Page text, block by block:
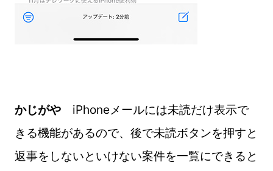
かじがや iPhoneメールには未読だけ表示で
きる機能があるので、後で未読ボタンを押すと
返事をしないといけない案件を一覧にできると